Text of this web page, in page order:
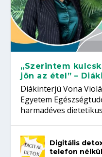
„Szerintem
jön az étel” –
Diákinterjú Vona
Egyetem
harmadéves
Digitális
telefon